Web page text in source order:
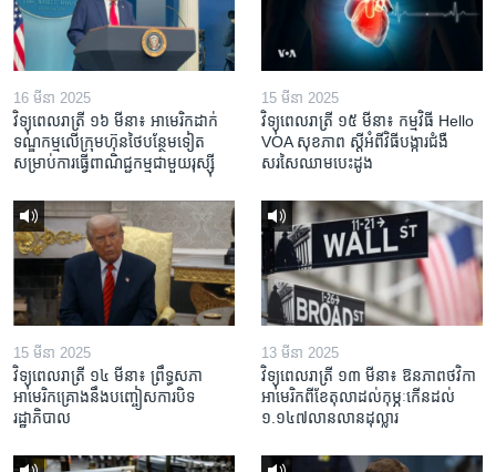
16 មីនា 2025
វិទ្យុពេលរាត្រី ១៦ មីនា៖ អាមេរិក​ដាក់​
ទណ្ឌកម្ម​លើ​ក្រុមហ៊ុន​ថៃ​បន្ថែម​ទៀត​
សម្រាប់​ការ​ធ្វើ​ពាណិជ្ជកម្ម​ជាមួយ​រុស្ស៊ី
15 មីនា 2025
វិទ្យុពេលរាត្រី ១៥ មីនា៖ កម្មវិធី ​Hello
VOA សុខភាព ស្ដី​អំពី​វិធី​បង្ការ​ជំងឺ​
សរសៃ​ឈាម​បេះដូង
15 មីនា 2025
វិទ្យុពេលរាត្រី ១៤ មីនា៖ ព្រឹទ្ធសភា
អាមេរិកគ្រោងនឹងបញ្ចៀសការបិទ
រដ្ឋាភិបាល
13 មីនា 2025
វិទ្យុពេលរាត្រី ១៣ មីនា៖ ឱនភាព​ថវិកា​
អាមេរិក​ពី​ខែ​តុលា​ដល់​កុម្ភៈ​កើន​ដល់​
១.១៤៧​លានលាន​ដុល្លារ